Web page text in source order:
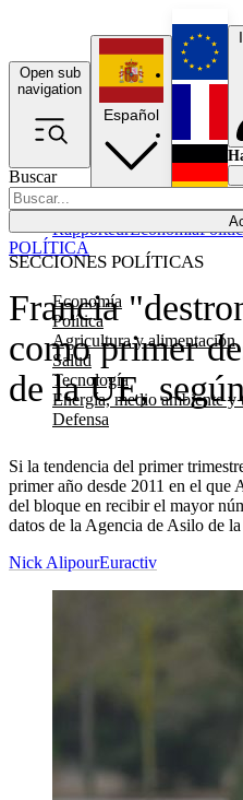
Open sub
navigation
Buscar
SECCIONES POLÍTICAS
Economía
Política
Agricultura y alimentación
Salud
Tecnología
Energía, medio ambiente y
Defensa
RapporteurEconomía
Español
Francia
como primer
de la UE,
Si la tendencia del primer
primer año desde 2011 en el que
del bloque en recibir el mayor
datos de la Agencia de Asilo de
POLÍTICA
Nick AlipourEuractiv